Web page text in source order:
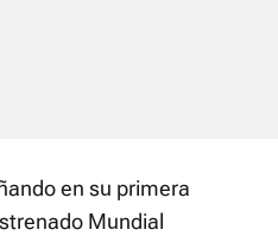
en su primera
Mundial